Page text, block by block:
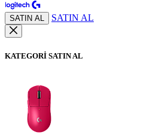
SATIN AL SATIN AL
KATEGORİ SATIN AL